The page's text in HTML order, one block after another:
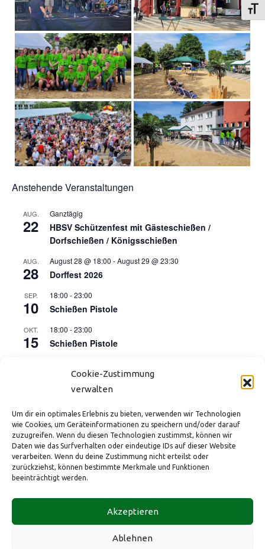
Cookie-Zustimmung
verwalten
Um dir ein optimales Erlebnis zu bieten, verwenden wir Technologien
wie Cookies, um Geräteinformationen zu speichern und/oder darauf
zuzugreifen. Wenn du diesen Technologien zustimmst, können wir
Daten wie das Surfverhalten oder eindeutige IDs auf dieser Website
verarbeiten. Wenn du deine Zustimmung nicht erteilst oder
zurückziehst, können bestimmte Merkmale und Funktionen
beeinträchtigt werden.
Akzeptieren
Ablehnen
Anstehende Veranstaltungen
AUG.
22
Ganztägig
HBSV Schützenfest mit Gästeschießen /
Dorfschießen / Königsschießen
AUG.
28
August 28 @ 18:00 -August 29 @ 23:30
Dorffest 2026
SEP.
10
18:00 -23:00
Schießen Pistole
OKT.
15
18:00 -23:00
Schießen Pistole
Kinderdisco (Start der Herbstferien)
12 Schießen Pistole
DEZ.
10
18:00-23:00
Schießen Pistole
Kalender anzeigen
40883 Ratingen
Tel.: +49 173 2882431
eMail: info@hbsv-1965.de
Web:hbsv-1965.de
Cookie-Richtlinie (EU)